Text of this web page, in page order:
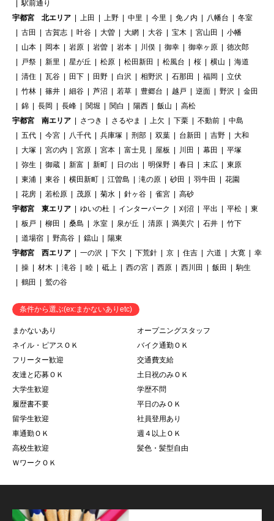
駅前通り
宇都宮 北エリア
上田 上野 中里 今里 免ノ内 八幡台
冬室
古田
古賀志 叶谷 大曽 大網 大谷 宝木 宮山田
小幡
山本
岡本 岩原 岩曽 岩本 川俣 御幸 御幸ヶ原
徳次郎
戸祭
新里 星が丘 松原 松田新田 松風台 桜 横山
海道
清住
瓦谷 田下 田野 白沢 相野沢 石那田 福岡
立伏
竹林
篠井 細谷 芦沼 若草 豊郷台 越戸 逆面 野沢
金田
錦
長岡 長峰 関堀 関白 陽西 飯山
高松
宇都宮 南エリア
さつき さるやま 上欠 下栗 不動前
中島
五代
今宮 八千代 兵庫塚 刑部 双葉 台新田 吉野
大和
大塚
宮の内 宮原 宮本 富士見 屋板 川田 幕田
平塚
弥生
御蔵 新富 新町 日の出 明保野 春日 末広
東原
東浦
東谷 横田新町 江曽島 滝の原 砂田 羽牛田
花園
花房
若松原 茂原 菊水 針ヶ谷 雀宮
高砂
宇都宮 東エリア
ゆいの杜 インターパーク 刈沼 平出 平松
東
板戸
柳田 桑島 氷室 泉が丘 清原 満美穴 石井
竹下
道場宿
野高谷 鐺山
陽東
宇都宮 西エリア
一の沢 下欠 下荒針 京 住吉 六道 大寛
幸
操
材木 滝谷 睦 砥上 西の宮 西原 西川田 飯田
駒生
鶴田
鷲の谷
条件から選ぶ(ex:まかないありetc)
まかないあり
オープニングスタッフ
ネイル・ピアスＯＫ
バイク通勤ＯＫ
フリーター歓迎
交通費支給
友達と応募ＯＫ
土日祝のみＯＫ
大学生歓迎
学歴不問
履歴書不要
平日のみＯＫ
留学生歓迎
社員登用あり
車通勤ＯＫ
週４以上ＯＫ
高校生歓迎
髪色・髪型自由
ＷワークＯＫ